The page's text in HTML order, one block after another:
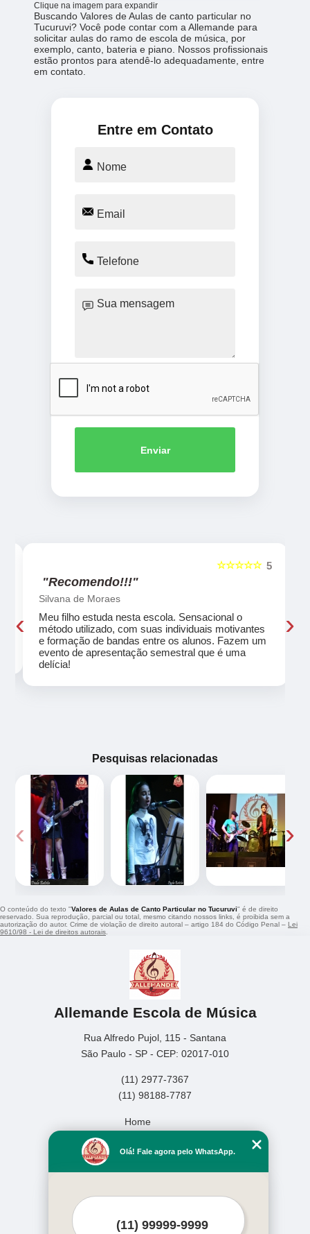
Clique na imagem para expandir
Buscando Valores de Aulas de canto particular no
Tucuruvi? Você pode contar com a Allemande para
solicitar aulas do ramo de escola de música, por
exemplo, canto, bateria e piano. Nossos profissionais
estão prontos para atendê-lo adequadamente, entre
em contato.
Entre em Contato
Enviar
5
☆☆☆☆☆
"Recomendo!!!"
Silvana de Moraes
Meu filho estuda nesta escola. Sensacional o
método utilizado, com suas individuais motivantes
e formação de bandas entre os alunos. Fazem um
evento de apresentação semestral que é uma
delícia!
‹ ›
Pesquisas relacionadas
‹ ›
O conteúdo do texto "Valores de Aulas de Canto Particular no Tucuruvi" é de direito
reservado. Sua reprodução, parcial ou total, mesmo citando nossos links, é proibida sem a
autorização do autor. Crime de violação de direito autoral – artigo 184 do Código Penal – Lei
9610/98 - Lei de direitos autorais
Allemande Escola de Música
Rua Alfredo Pujol, 115 - Santana
São Paulo - SP - CEP: 02017-010
(11) 2977-7367
(11) 98188-7787
Home
Missão
Olá! Fale agora pelo WhatsApp.